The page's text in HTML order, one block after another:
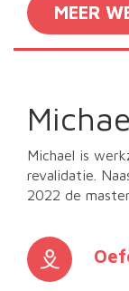
MEER
Michael is
revalidatie.
2022 de